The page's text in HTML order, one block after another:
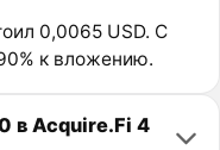
0,0065 USD. С
к вложению.
в Acquire.Fi 4